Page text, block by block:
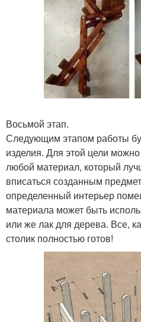
Восьмой этап.
Следующим этапом работы
изделия. Для этой цели
любой материал, который
вписаться созданным
определенный интерьер
материала может быть
или же лак для дерева. Все,
столик полностью готов!